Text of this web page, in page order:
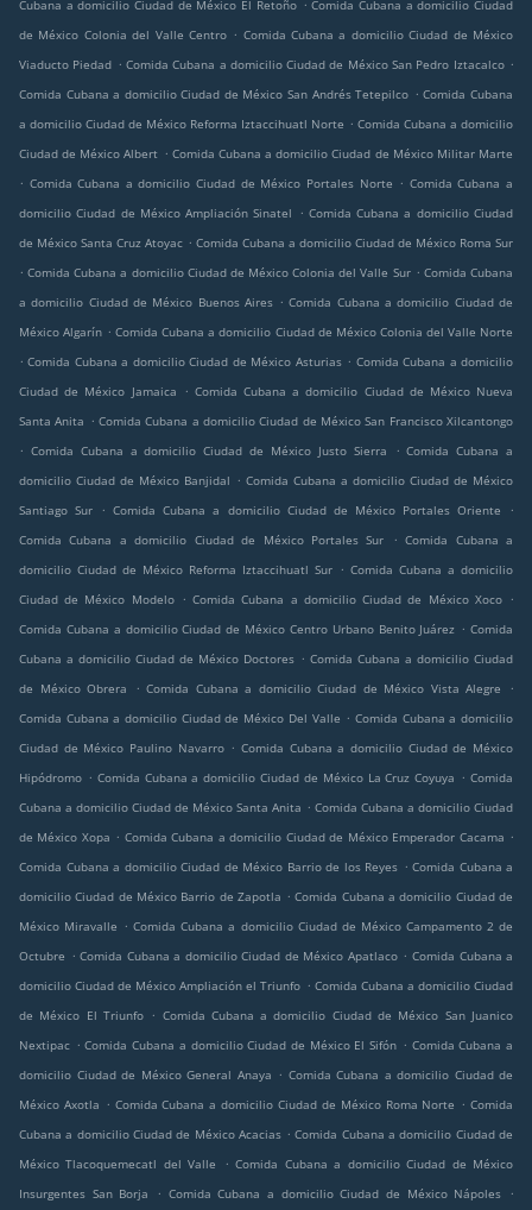
Cubana a domicilio Ciudad de México El Retoño
Comida Cubana a domicilio Ciudad
de México Colonia del Valle Centro . Comida Cubana a domicilio Ciudad de México
Viaducto Piedad . Comida Cubana a domicilio Ciudad de México San Pedro Iztacalco .
Comida Cubana a domicilio Ciudad de México San Andrés Tetepilco . Comida Cubana
a domicilio Ciudad de México Reforma Iztaccihuatl Norte . Comida Cubana a domicilio
Ciudad de México Albert . Comida Cubana a domicilio Ciudad de México Militar Marte
. Comida Cubana a domicilio Ciudad de México Portales Norte . Comida Cubana a
domicilio Ciudad de México Ampliación Sinatel
. Comida Cubana a domicilio Ciudad
de México Santa Cruz Atoyac . Comida Cubana a domicilio Ciudad de México Roma Sur
. Comida Cubana a domicilio Ciudad de México Colonia del Valle Sur . Comida Cubana
a domicilio Ciudad de México Buenos Aires . Comida Cubana a domicilio Ciudad de
México Algarín . Comida Cubana a domicilio Ciudad de México Colonia del Valle Norte
. Comida Cubana a domicilio Ciudad de México Asturias . Comida Cubana a domicilio
Ciudad de México Jamaica
. Comida Cubana a domicilio Ciudad de México Nueva
Santa Anita . Comida Cubana a domicilio Ciudad de México San Francisco Xilcantongo
. Comida Cubana a domicilio Ciudad de México Justo Sierra . Comida Cubana a
domicilio Ciudad de México Banjidal . Comida Cubana a domicilio Ciudad de México
Santiago Sur
. Comida Cubana a domicilio Ciudad de México Portales Oriente
.
Comida Cubana a domicilio Ciudad de México Portales Sur
. Comida Cubana a
domicilio Ciudad de México Reforma Iztaccihuatl Sur . Comida Cubana a domicilio
Ciudad de México Modelo . Comida Cubana a domicilio Ciudad de México Xoco .
Comida Cubana a domicilio Ciudad de México Centro Urbano Benito Juárez . Comida
Cubana a domicilio Ciudad de México Doctores . Comida Cubana a domicilio Ciudad
de México Obrera
. Comida Cubana a domicilio Ciudad de México Vista Alegre
.
Comida Cubana a domicilio Ciudad de México Del Valle . Comida Cubana a domicilio
Ciudad de México Paulino Navarro . Comida Cubana a domicilio Ciudad de México
Hipódromo . Comida Cubana a domicilio Ciudad de México La Cruz Coyuya . Comida
Cubana a domicilio Ciudad de México Santa Anita . Comida Cubana a domicilio Ciudad
de México Xopa . Comida Cubana a domicilio Ciudad de México Emperador Cacama .
Comida Cubana a domicilio Ciudad de México Barrio de los Reyes . Comida Cubana a
domicilio Ciudad de México Barrio de Zapotla . Comida Cubana a domicilio Ciudad de
México Miravalle . Comida Cubana a domicilio Ciudad de México Campamento 2 de
Octubre . Comida Cubana a domicilio Ciudad de México Apatlaco . Comida Cubana a
domicilio Ciudad de México Ampliación el Triunfo . Comida Cubana a domicilio Ciudad
de México El Triunfo . Comida Cubana a domicilio Ciudad de México San Juanico
Nextipac . Comida Cubana a domicilio Ciudad de México El Sifón . Comida Cubana a
domicilio Ciudad de México General Anaya . Comida Cubana a domicilio Ciudad de
México Axotla . Comida Cubana a domicilio Ciudad de México Roma Norte . Comida
Cubana a domicilio Ciudad de México Acacias . Comida Cubana a domicilio Ciudad de
México Tlacoquemecatl del Valle
. Comida Cubana a domicilio Ciudad de México
Insurgentes San Borja
. Comida Cubana a domicilio Ciudad de México Nápoles
.